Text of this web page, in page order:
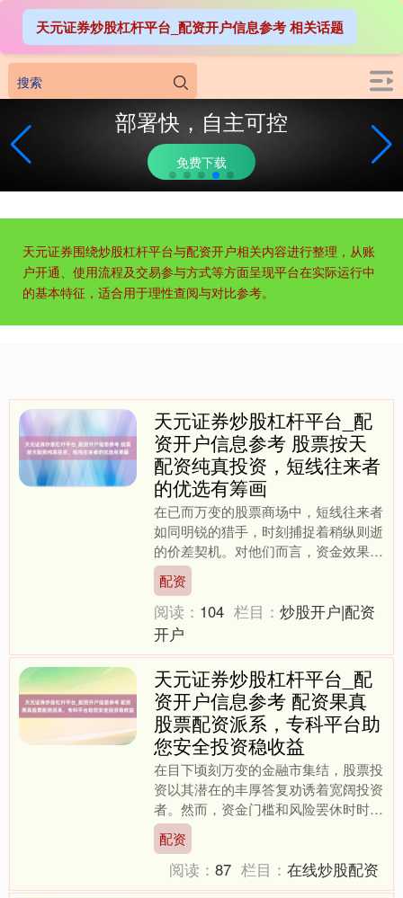
部署快，自主可控
免费下载
天元证券围绕炒股杠杆平台与配资开户相关内容进行整理，从账
户开通、使用流程及交易参与方式等方面呈现平台在实际运行中
的基本特征，适合用于理性查阅与对比参考。
天元证券炒股杠杆平台_配资开户信息参考 相关话题
天元证券炒股杠杆平台_配
资开户信息参考 股票按天
配资纯真投资，短线往来者
的优选有筹画
在已而万变的股票商场中，短线往来者
如同明锐的猎手，时刻捕捉着稍纵则逝
的价差契机。对他们而言，资金效果与
时机把捏是制胜要津。而“股票按天配
资”这一纯简直投资器具，....
配资
阅读： 104 栏目：炒股开户|配资
开户
天元证券炒股杠杆平台_配
资开户信息参考 配资果真
股票配资派系，专科平台助
您安全投资稳收益
在目下顷刻万变的金融市集结，股票投
资以其潜在的丰厚答复劝诱着宽阔投资
者。然而，资金门槛和风险罢休时时成
为宽泛投资者扩大收益的制肘。恰是在
这么的配景下，股票配资手....
配资
阅读：87 栏目：在线炒股配资